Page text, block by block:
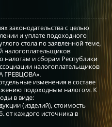
законодательства с целью
и уплате подоходного
стола по заявленной теме,
налогоплательщиков
налогам и сборам Республики
налогоплательщиков
ГРЕВЦОВА».
изменения в составе
подоходным налогом. К
в виде:
(изделий), стоимость
от каждого источника в